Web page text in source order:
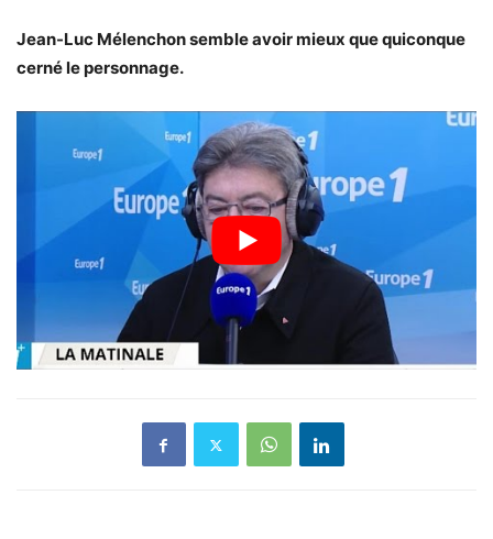
Jean-Luc Mélenchon semble avoir mieux que quiconque
cerné le personnage.